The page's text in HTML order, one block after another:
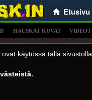
Etusivu
HAUSKAT KUVAT VIDEOT
ovat käytössä tällä sivustolla.